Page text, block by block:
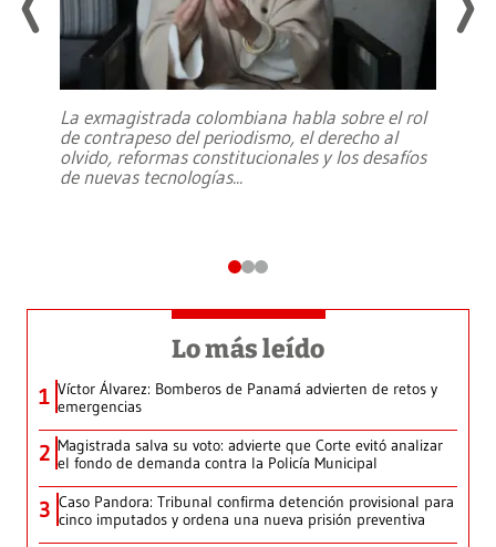
La exmagistrada colombiana habla sobre el rol
de contrapeso del periodismo, el derecho al
olvido, reformas constitucionales y los desafíos
de nuevas tecnologías...
Lo más leído
1 Víctor Álvarez: Bomberos de Panamá advierten de retos y
emergencias
2 Magistrada salva su voto: advierte que Corte evitó analizar
el fondo de demanda contra la Policía Municipal
3 Caso Pandora: Tribunal confirma detención provisional para
cinco imputados y ordena una nueva prisión preventiva